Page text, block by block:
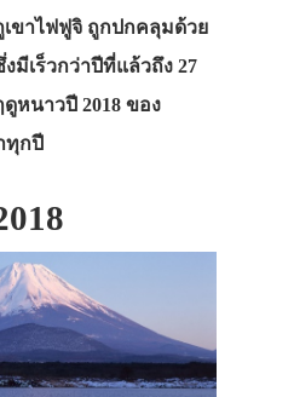
เขาไฟฟูจิ ถูกปกคลุมด้วย
มีเร็วกว่าปีที่แล้วถึง 27
หนาวปี 2018 ของ
ทุกปี